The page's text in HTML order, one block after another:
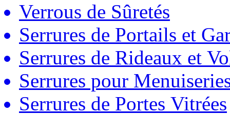
Verrous de Sûretés
Serrures de Portails et
Serrures de Rideaux et
Serrures pour
Serrures de Portes Vitrées